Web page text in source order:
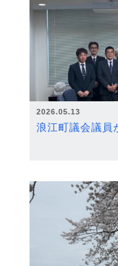
2026.05.13
浪江町議会議員